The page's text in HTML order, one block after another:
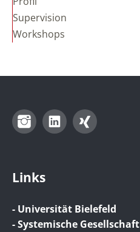
Supervision
Workshops
InstagramLinkedIn
Links
- Universität Bielefeld
- Systemische Gesellschaft